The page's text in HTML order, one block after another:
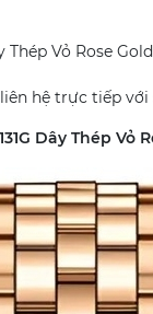
Thép Vỏ Rose
hệ trực tiếp với
Dây Thép Vỏ